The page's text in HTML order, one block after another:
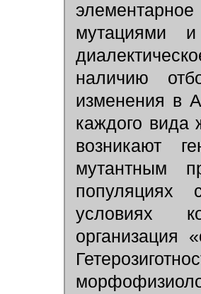
мутациями и
наличию
изменения в
каждого вида
возникают
мутантным
популяциях
условиях
организация